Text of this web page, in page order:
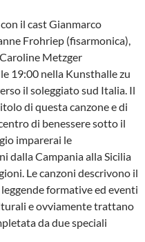
il cast Gianmarco
Frohriep (fisarmonica),
Metzger
19:00 nella Kunsthalle zu
il soleggiato sud Italia. Il
di questa canzone e di
di benessere sotto il
imparerai le
dalla Campania alla Sicilia
Le canzoni descrivono il
formative ed eventi
e ovviamente trattano
da due speciali